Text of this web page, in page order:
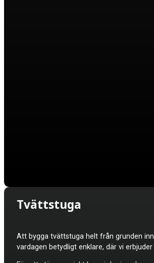
Tvättstuga
Att bygga tvättstuga helt från grunden
vardagen betydligt enklare, där vi